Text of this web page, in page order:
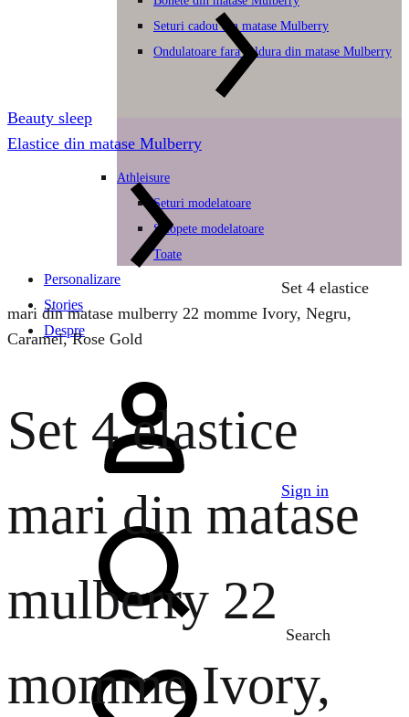
Seturi cadou din matase Mulberry
Ondulatoare fara caldura din matase Mulberry
Athleisure
Seturi modelatoare
Salopete modelatoare
Toate
Personalizare
Stories
Despre
Sign in
Search
Beauty sleep
Elastice din matase Mulberry
Set 4 elastice
mari din matase mulberry 22 momme Ivory, Negru,
Caramel, Rose Gold
Set 4 elastice
mari din matase
mulberry 22
momme Ivory,